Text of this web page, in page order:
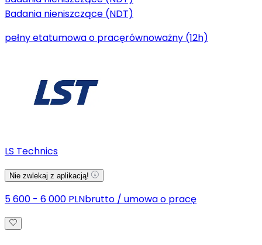
Badania nieniszczące (NDT)
pełny etatumowa o pracęrównoważny (12h)
LS Technics
Nie zwlekaj z aplikacją!
5 600 - 6 000 PLNbrutto / umowa o pracę